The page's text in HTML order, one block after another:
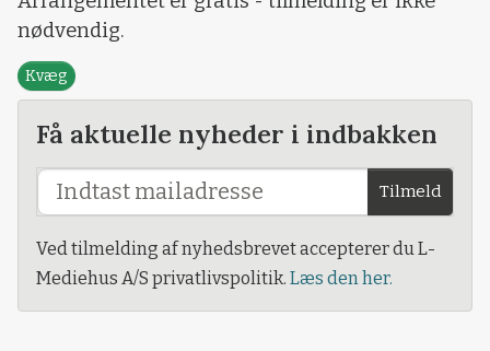
nødvendig.
Kvæg
Få aktuelle nyheder i indbakken
Tilmeld
Ved tilmelding af nyhedsbrevet accepterer du L-
Mediehus A/S privatlivspolitik. Læs den her.